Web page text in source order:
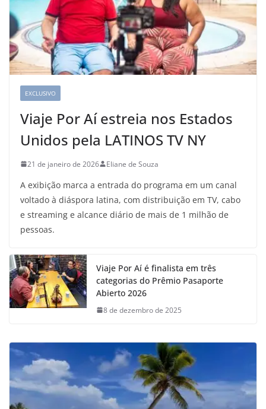
EXCLUSIVO
Viaje Por Aí estreia nos Estados
Unidos pela LATINOS TV NY
21 de janeiro de 2026 Eliane de Souza
A exibição marca a entrada do programa em um canal
voltado à diáspora latina, com distribuição em TV, cabo
e streaming e alcance diário de mais de 1 milhão de
pessoas.
Viaje Por Aí é finalista em três
categorias do Prêmio Pasaporte
Abierto 2026
8 de dezembro de 2025